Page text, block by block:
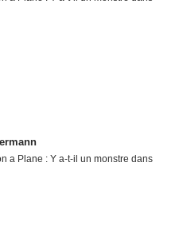
a Plane : Y a-t-il un monstre dans